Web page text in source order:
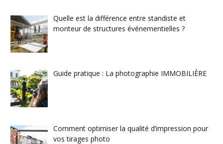
Quelle est la différence entre standiste et
monteur de structures événementielles ?
Guide pratique : La photographie IMMOBILIÈRE
Comment optimiser la qualité d’impression pour
vos tirages photo